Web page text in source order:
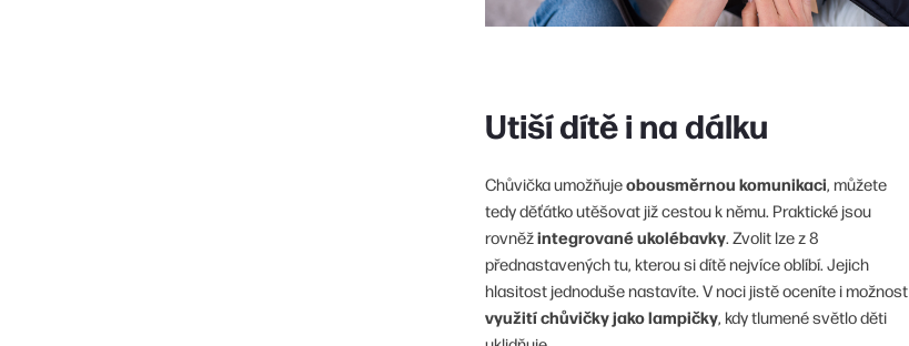
Utiší dítě i na dálku
Chůvička umožňujeobousměrnou komunikaci, můžete
tedy děťátko utěšovat již cestou k němu. Praktické jsou
rovněžintegrované ukolébavky. Zvolit lze z 8
přednastavených tu, kterou si dítě nejvíce oblíbí. Jejich
hlasitost jednoduše nastavíte. V noci jistě oceníte i možnost
využití chůvičky jako lampičky, kdy tlumené světlo děti